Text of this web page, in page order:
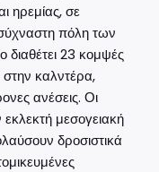
ηρεμίας, σε
πόλη των
23 κομψές
στην καλντέρα,
ανέσεις. Οι
μεσογειακή
δροσιστικά